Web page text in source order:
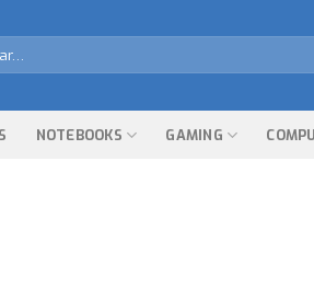
NOTEBOOKS GAMING